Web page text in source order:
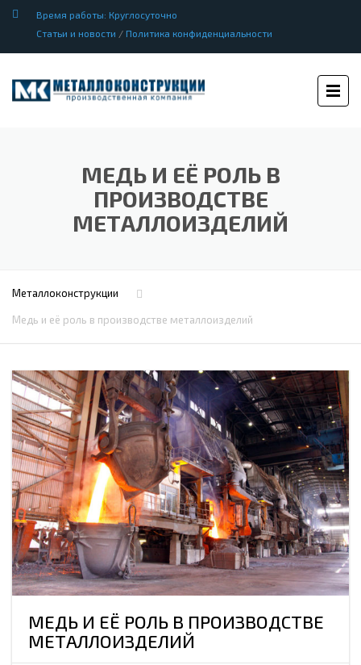
Время работы: Круглосуточно
Статьи и новости / Политика конфиденциальности
МЕДЬ И ЕЁ РОЛЬ В
ПРОИЗВОДСТВЕ
МЕТАЛЛОИЗДЕЛИЙ
Металлоконструкции
Медь и её роль в производстве металлоизделий
МЕДЬ И ЕЁ РОЛЬ В ПРОИЗВОДСТВЕ
МЕТАЛЛОИЗДЕЛИЙ